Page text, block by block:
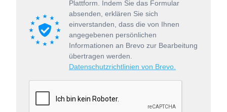
Plattform. Indem Sie das Formular
absenden, erklären Sie sich
einverstanden, dass die von Ihnen
angegebenen persönlichen
Informationen an Brevo zur Bearbeitung
übertragen werden.
Datenschutzrichtlinien von Brevo.